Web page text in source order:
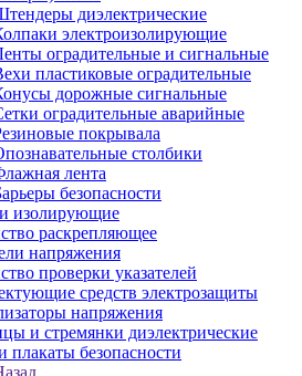
диэлектрические
электроизолирующие
оградительные и сигнальные
пластиковые оградительные
дорожные сигнальные
оградительные аварийные
покрывала
столбики
лента
безопасности
изолирующие
раскрепляющее
напряжения
проверки указателей
средств электрозащиты
напряжения
и стремянки диэлектрические
плакаты безопасности